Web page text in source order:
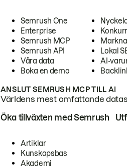
Semrush One
Enterprise
Semrush MCP
Semrush API
Våra data
Boka en demo
Lokal
AI-
ANSLUT SEMRUSH MCP TILL AI
Världens mest omfattande
Öka tillväxten med Semrush
Artiklar
Kunskapsbas
Akademi